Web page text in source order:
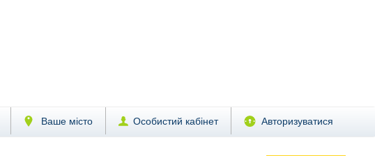
Ваше місто Особистий кабінет Авторизуватися